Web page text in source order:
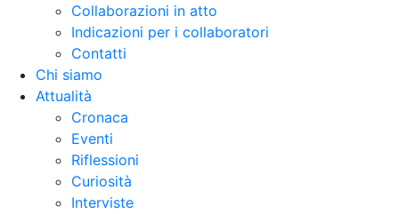
Collaborazioni in atto
Indicazioni per i collaboratori
Contatti
Chi siamo
Attualità
Cronaca
Eventi
Riflessioni
Curiosità
Interviste